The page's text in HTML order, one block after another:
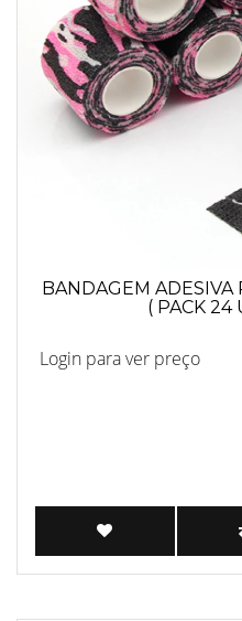
BANDAGEM ADESIVA
( PACK 24
Login para ver preço